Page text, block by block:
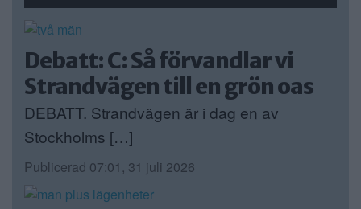
Debatt: C: Så förvandlar vi
Strandvägen till en grön oas
DEBATT. Strandvägen är i dag en av
Stockholms […]
Publicerad 07:01, 31 juli 2026